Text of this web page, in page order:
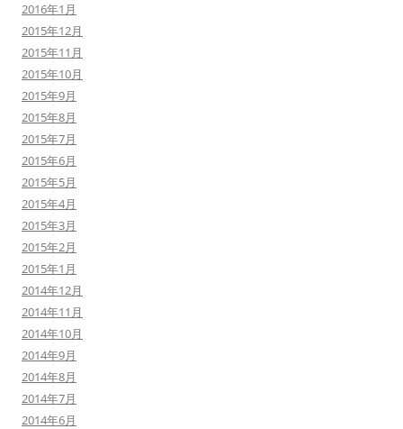
2016年1月
2015年12月
2015年11月
2015年10月
2015年9月
2015年8月
2015年7月
2015年6月
2015年5月
2015年4月
2015年3月
2015年2月
2015年1月
2014年12月
2014年11月
2014年10月
2014年9月
2014年8月
2014年7月
2014年6月